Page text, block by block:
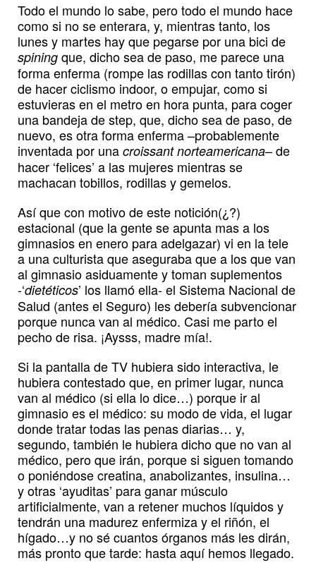
Todo el mundo lo sabe, pero todo el mundo hace
como si no se enterara, y, mientras tanto, los
lunes y martes hay que pegarse por una bici de
spining que, dicho sea de paso, me parece una
forma enferma (rompe las rodillas con tanto tirón)
de hacer ciclismo indoor, o empujar, como si
estuvieras en el metro en hora punta, para coger
una bandeja de step, que, dicho sea de paso, de
nuevo, es otra forma enferma –probablemente
inventada por una croissant norteamericana– de
hacer ‘felices’ a las mujeres mientras se
machacan tobillos, rodillas y gemelos.
Así que con motivo de este notición(¿?)
estacional (que la gente se apunta mas a los
gimnasios en enero para adelgazar) vi en la tele
a una culturista que aseguraba que a los que van
al gimnasio asiduamente y toman suplementos
-‘dietéticos’ los llamó ella- el Sistema Nacional de
Salud (antes el Seguro) les debería subvencionar
porque nunca van al médico. Casi me parto el
pecho de risa. ¡Aysss, madre mía!.
Si la pantalla de TV hubiera sido interactiva, le
hubiera contestado que, en primer lugar, nunca
van al médico (si ella lo dice…) porque ir al
gimnasio es el médico: su modo de vida, el lugar
donde tratar todas las penas diarias… y,
segundo, también le hubiera dicho que no van al
médico, pero que irán, porque si siguen tomando
o poniéndose creatina, anabolizantes, insulina…
y otras ‘ayuditas’ para ganar músculo
artificialmente, van a retener muchos líquidos y
tendrán una madurez enfermiza y el riñón, el
hígado…y no sé cuantos órganos más les dirán,
más pronto que tarde: hasta aquí hemos llegado.